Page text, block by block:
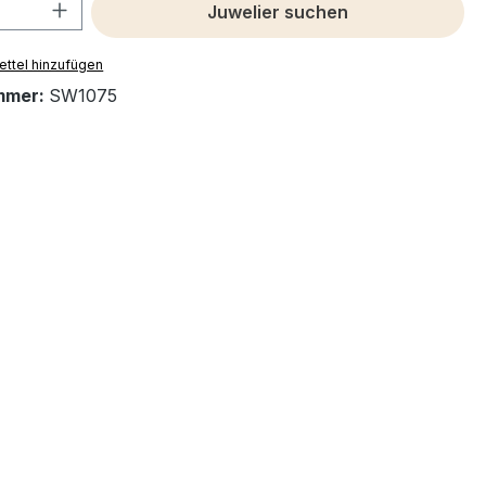
Juwelier suchen
hinzufügen
SW1075